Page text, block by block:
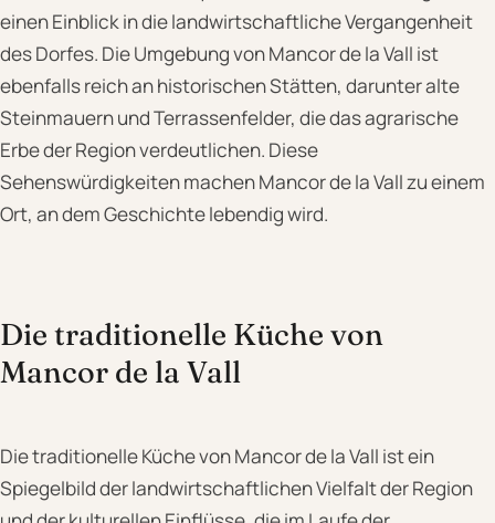
einen Einblick in die landwirtschaftliche Vergangenheit
des Dorfes. Die Umgebung von Mancor de la Vall ist
ebenfalls reich an historischen Stätten, darunter alte
Steinmauern und Terrassenfelder, die das agrarische
Erbe der Region verdeutlichen. Diese
Sehenswürdigkeiten machen Mancor de la Vall zu einem
Ort, an dem Geschichte lebendig wird.
Die traditionelle Küche von
Mancor de la Vall
Die traditionelle Küche von Mancor de la Vall ist ein
Spiegelbild der landwirtschaftlichen Vielfalt der Region